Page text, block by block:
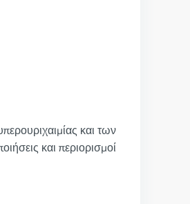
και των
και περιορισμοί